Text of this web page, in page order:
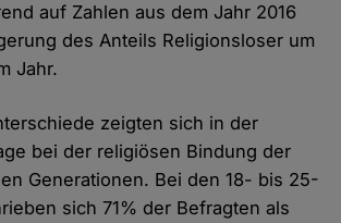
auf Zahlen aus dem Jahr 2016
des Anteils Religionsloser um
Jahr.
zeigten sich in der
bei der religiösen Bindung der
Generationen. Bei den 18- bis 25-
sich 71% der Befragten als